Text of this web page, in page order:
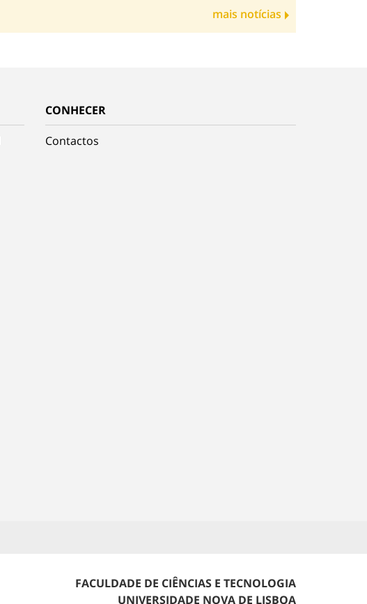
mais notícias
CONHECER
Contactos
FACULDADE DE CIÊNCIAS E TECNOLOGIA
UNIVERSIDADE NOVA DE LISBOA